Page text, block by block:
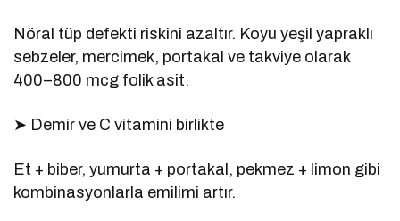
Nöral tüp defekti riskini azaltır. Koyu yeşil yapraklı
sebzeler, mercimek, portakal ve takviye olarak
400–800 mcg folik asit.
➤ Demir ve C vitamini birlikte
Et + biber, yumurta + portakal, pekmez + limon gibi
kombinasyonlarla emilimi artır.